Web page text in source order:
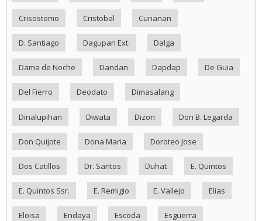
Crisostomo Cristobal Cunanan
D. Santiago Dagupan Ext. Dalga
Dama de Noche Dandan Dapdap De Guia
Del Fierro Deodato Dimasalang
Dinalupihan Diwata Dizon Don B. Legarda
Don Quijote Dona Maria Doroteo Jose
Dos Catillos Dr. Santos Duhat E. Quintos
E. Quintos Ssr. E. Remigio E. Vallejo Elias
Eloisa Endaya Escoda Esguerra